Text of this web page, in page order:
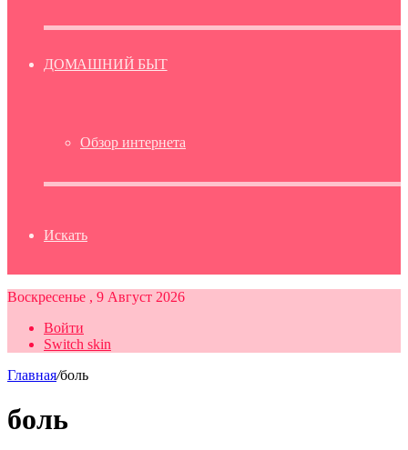
ДОМАШНИЙ БЫТ
Обзор интернета
Искать
Воскресенье , 9 Август 2026
Войти
Switch skin
Главная/боль
боль